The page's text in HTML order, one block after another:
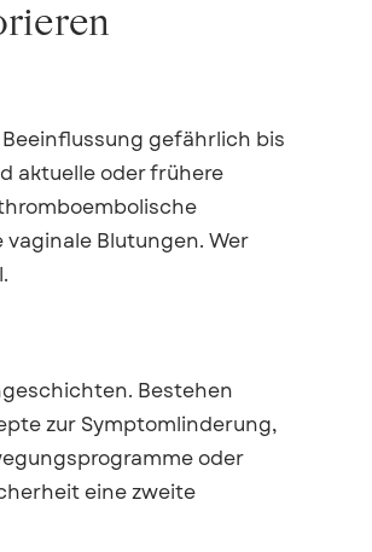
gefährlich bis
aktuelle oder frühere
Blutungen. Wer
Bestehen
zur Symptomlinderung,
oder
eine zweite